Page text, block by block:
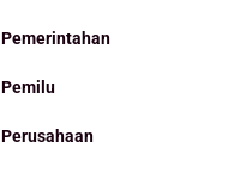
Pemerintahan
Pemilu
Perusahaan